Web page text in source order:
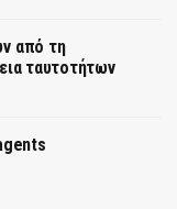
από τη
ταυτοτήτων